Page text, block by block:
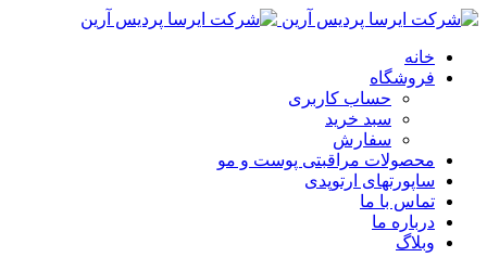
خانه
فروشگاه
حساب کاربری
سبد خرید
سفارش
محصولات مراقبتی پوست و مو
ساپورتهای ارتوپدی
تماس با ما
درباره ما
وبلاگ